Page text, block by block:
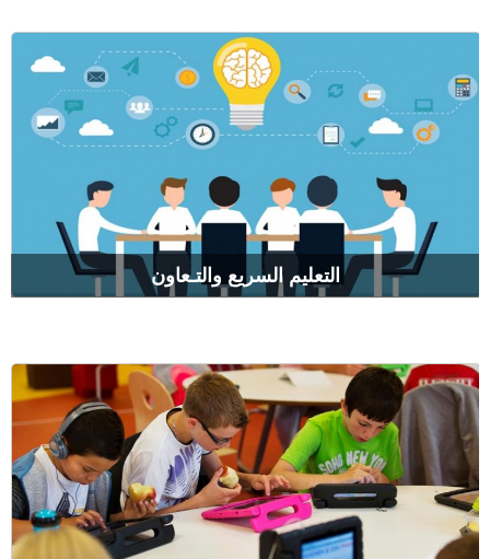
التعليم السريع والتـعاون